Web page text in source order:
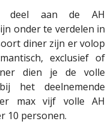
deel aan de AH
onder te verdelen in
diner zijn er volop
exclusief of
dien je de volle
het deelnemende
max vijf volle AH
10 personen.